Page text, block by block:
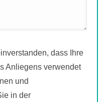
dass Ihre
Anliegens verwendet
und
in der